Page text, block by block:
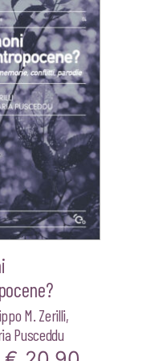
originale
era:
€20,00.
attuale
è:
€19,00.
M. Zerilli,
Pusceddu